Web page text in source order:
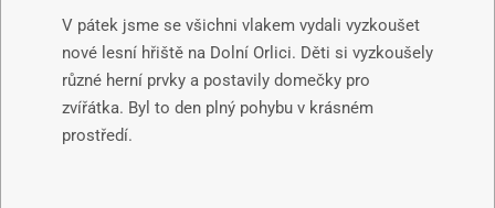
V pátek jsme se všichni vlakem vydali vyzkoušet
nové lesní hřiště na Dolní Orlici. Děti si vyzkoušely
různé herní prvky a postavily domečky pro
zvířátka. Byl to den plný pohybu v krásném
prostředí.